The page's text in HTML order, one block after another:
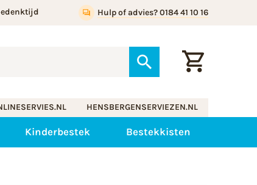
Hulp of advies? 0184 41 10 16
HENSBERGENSERVIEZEN.NL
Kinderbestek Bestekkisten